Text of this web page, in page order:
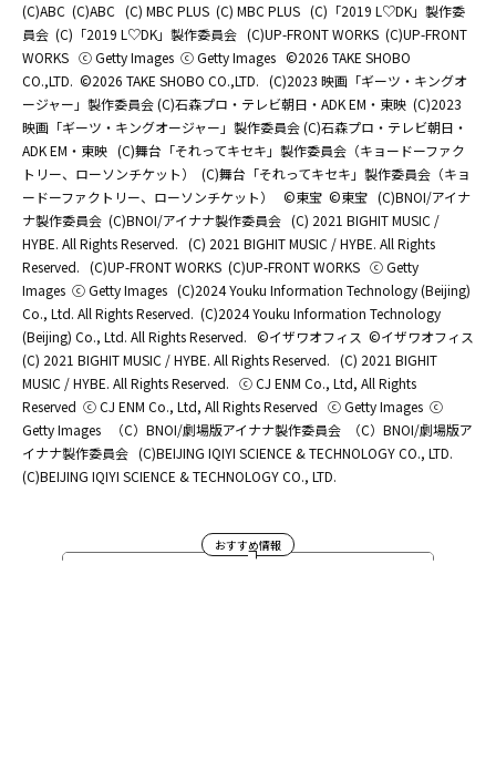
(C)ABC (C)ABC (C) MBC PLUS (C) MBC PLUS (C)「2019 L♡DK」製作委
員会 (C)「2019 L♡DK」製作委員会 (C)UP-FRONT WORKS (C)UP-FRONT
WORKS ⓒ Getty Images ⓒ Getty Images ©2026 TAKE SHOBO
CO.,LTD. ©2026 TAKE SHOBO CO.,LTD. (C)2023 映画「ギーツ・キングオ
ージャー」製作委員会 (C)石森プロ・テレビ朝日・ADK EM・東映 (C)2023
映画「ギーツ・キングオージャー」製作委員会 (C)石森プロ・テレビ朝日・
ADK EM・東映 (C)舞台「それってキセキ」製作委員会（キョードーファク
トリー、ローソンチケット）
(C)舞台「それってキセキ」製作委員会（キョ
ードーファクトリー、ローソンチケット）
©東宝 ©東宝 (C)BNOI/アイナ
ナ製作委員会 (C)BNOI/アイナナ製作委員会 (C) 2021 BIGHIT MUSIC /
HYBE. All Rights Reserved. (C) 2021 BIGHIT MUSIC / HYBE. All Rights
Reserved. (C)UP-FRONT WORKS (C)UP-FRONT WORKS ⓒ Getty
Images ⓒ Getty Images (C)2024 Youku Information Technology (Beijing)
Co., Ltd. All Rights Reserved. (C)2024 Youku Information Technology
(Beijing) Co., Ltd. All Rights Reserved. ©イザワオフィス ©イザワオフィス
(C) 2021 BIGHIT MUSIC / HYBE. All Rights Reserved. (C) 2021 BIGHIT
MUSIC / HYBE. All Rights Reserved. ⓒ CJ ENM Co., Ltd, All Rights
Reserved ⓒ CJ ENM Co., Ltd, All Rights Reserved ⓒ Getty Images ⓒ
Getty Images
（C）BNOI/劇場版アイナナ製作委員会
（C）BNOI/劇場版ア
イナナ製作委員会 (C)BEIJING IQIYI SCIENCE & TECHNOLOGY CO., LTD.
(C)BEIJING IQIYI SCIENCE & TECHNOLOGY CO., LTD.
おすすめ情報